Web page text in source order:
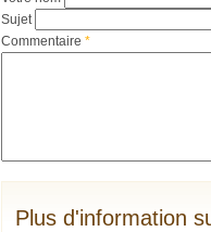
Sujet
Commentaire *
Plus d'information